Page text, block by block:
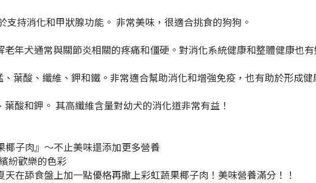
持消化和甲狀腺功能。 非常美味，很適合挑食的狗狗。
年犬通常與關節炎相關的疼痛和僵硬。對消化系統健康和整體健康也
、葉酸、纖維、鉀和鐵。非常適合幫助消化和增強免疫，也有助於形成
葉酸和鉀。 其高纖維含量對幼犬的消化道非常有益！
子肉』～不止美味還添加更多營養
紛歡樂的色彩
在舔食盤上加一點優格再撒上彩虹蔬果椰子肉！美味營養滿分！！